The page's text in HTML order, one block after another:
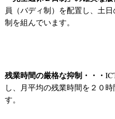
員（バディ制）を配置し、土
制を組んでいます。
残業時間の厳格な抑制・・・
し、月平均の残業時間を２０
す。